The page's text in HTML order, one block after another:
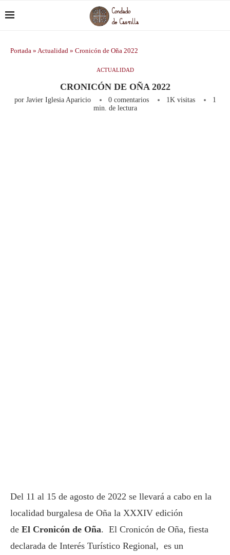
Portada » Actualidad » Cronicón de Oña 2022
ACTUALIDAD
CRONICÓN DE OÑA 2022
por Javier Iglesia Aparicio 0 comentarios 1Kvisitas
1
min. de lectura
Del 11 al 15 de agosto de 2022 se llevará a cabo en la
localidad burgalesa de Oña la XXXIV edición
de El Cronicón de Oña. El Cronicón de Oña, fiesta
declarada de Interés Turístico Regional, es un